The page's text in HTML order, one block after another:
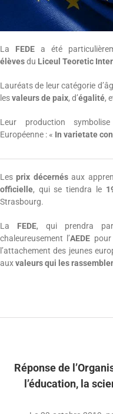
La FEDEa été
élèvesdu Liceul Teoretic
Lauréats de leur catégorie
lesvaleurs de paix, d’égalité,
Leur production
Européenne : « In varietate
Lesprix décernésaux
officielle, qui se tiendra le
Strasbourg.
La FEDE, qui prendra
chaleureusement l’AEDE
l’attachement des jeunes
auxvaleurs qui les
Réponse de
l’éducation, la